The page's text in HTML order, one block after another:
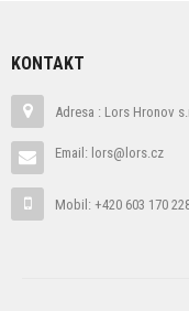
KONTAKT
Adresa : Lors Hronov
Email: lors@lors.cz
Mobil: +420 603 170